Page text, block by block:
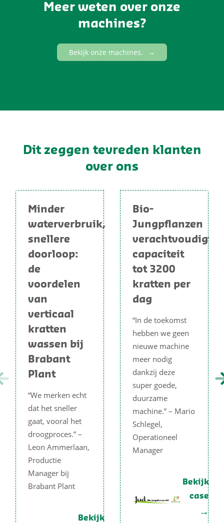
Meer weten over onze
machines?
Bekijk onze machines.
Dit zeggen tevreden klanten
over ons
Minder
waterverbruik,
snellere
doorloop:
de
voordelen
van
verticaal
kratten
wassen bij
Brabant
Plant
“We merken echt
dat het sneller
gaat, vooral het
droogproces.” –
Leon Ammerlaan,
Productie
Manager bij
Brabant Plant
Bekijk
Bio-
Jungpflanzen
verachtvoudigt
capaciteit
tot 3200
kratten per
dag
“In de toekomst
hebben we geen
nieuwe machine
meer nodig
dankzij deze
super goede,
duurzame
machine.” – Mario
Schlegel,
Operationeel
Manager
Bekijk
case